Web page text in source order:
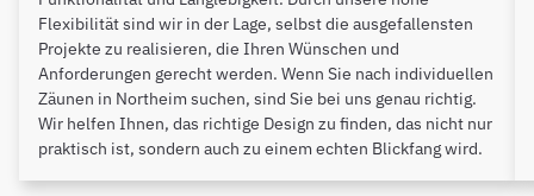
Flexibilität sind wir in der Lage, selbst die ausgefallensten
Projekte zu realisieren, die Ihren Wünschen und
Anforderungen gerecht werden. Wenn Sie nach individuellen
Zäunen in Northeim suchen, sind Sie bei uns genau richtig.
Wir helfen Ihnen, das richtige Design zu finden, das nicht nur
praktisch ist, sondern auch zu einem echten Blickfang wird.